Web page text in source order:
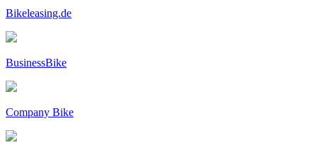
Bikeleasing.de
BusinessBike
Company Bike